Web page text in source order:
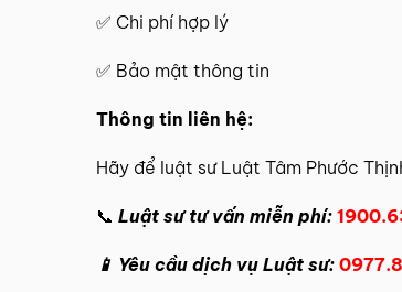
✅ Chi phí hợp lý
✅ Bảo mật thông tin
Thông tin liên hệ:
Hãy để luật sư Luật Tâm Phước
📞 Luật sư tư vấn miễn phí:
📱 Yêu cầu dịch vụ Luật sư: